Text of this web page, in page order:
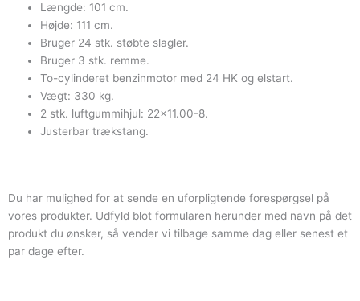
Længde: 101 cm.
Højde: 111 cm.
Bruger 24 stk. støbte slagler.
Bruger 3 stk. remme.
To-cylinderet benzinmotor med 24 HK og elstart.
Vægt: 330 kg.
2 stk. luftgummihjul: 22×11.00-8.
Justerbar trækstang.
Du har mulighed for at sende en uforpligtende forespørgsel på
vores produkter. Udfyld blot formularen herunder med navn på det
produkt du ønsker, så vender vi tilbage samme dag eller senest et
par dage efter.